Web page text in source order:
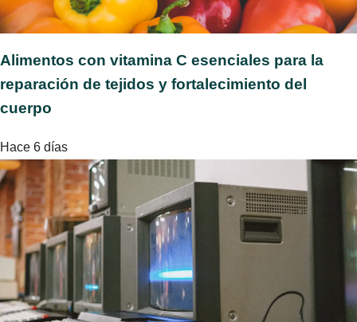
Alimentos con vitamina C esenciales para la
reparación de tejidos y fortalecimiento del
cuerpo
Hace 6 días